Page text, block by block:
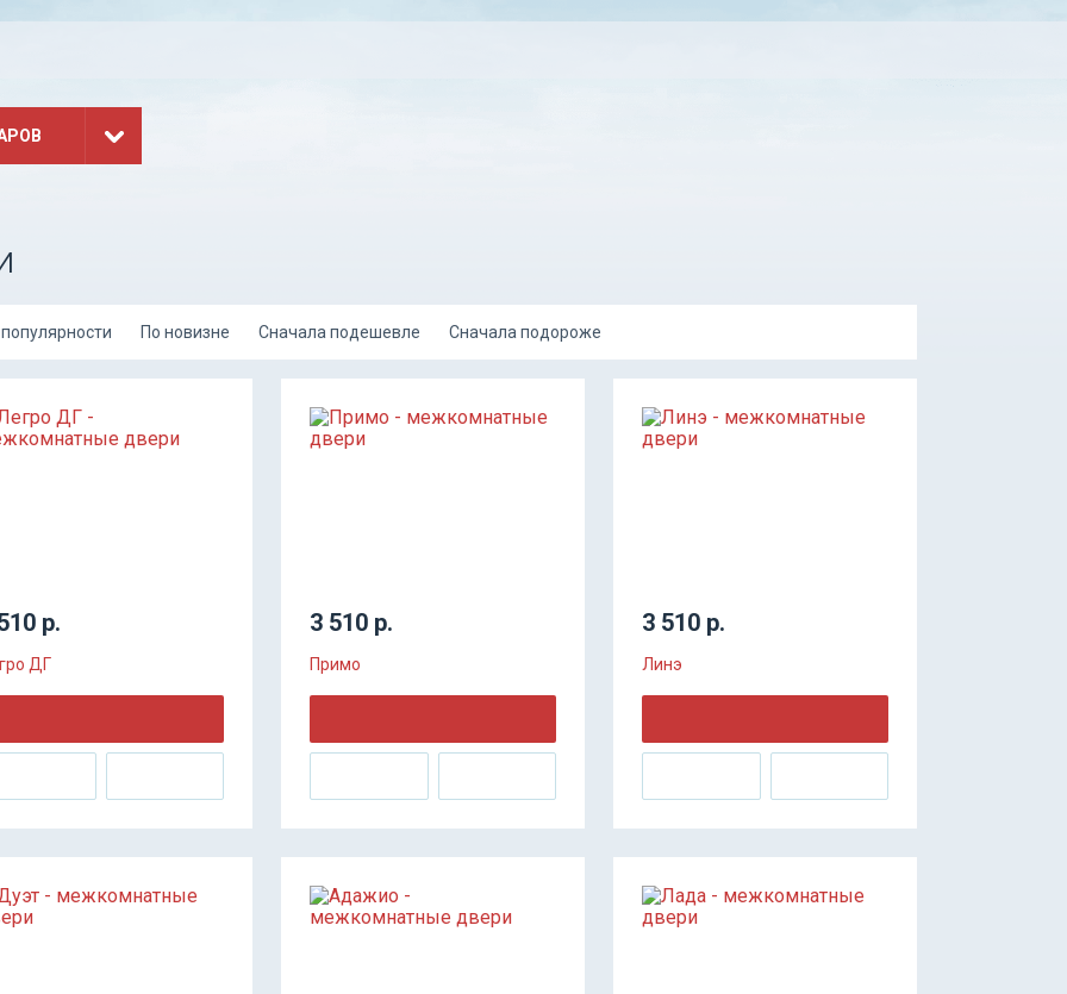
По новизне Сначала подешевле Сначала подороже
р.
ДГ
3 510 р.
Примо
3 510 р.
Линэ